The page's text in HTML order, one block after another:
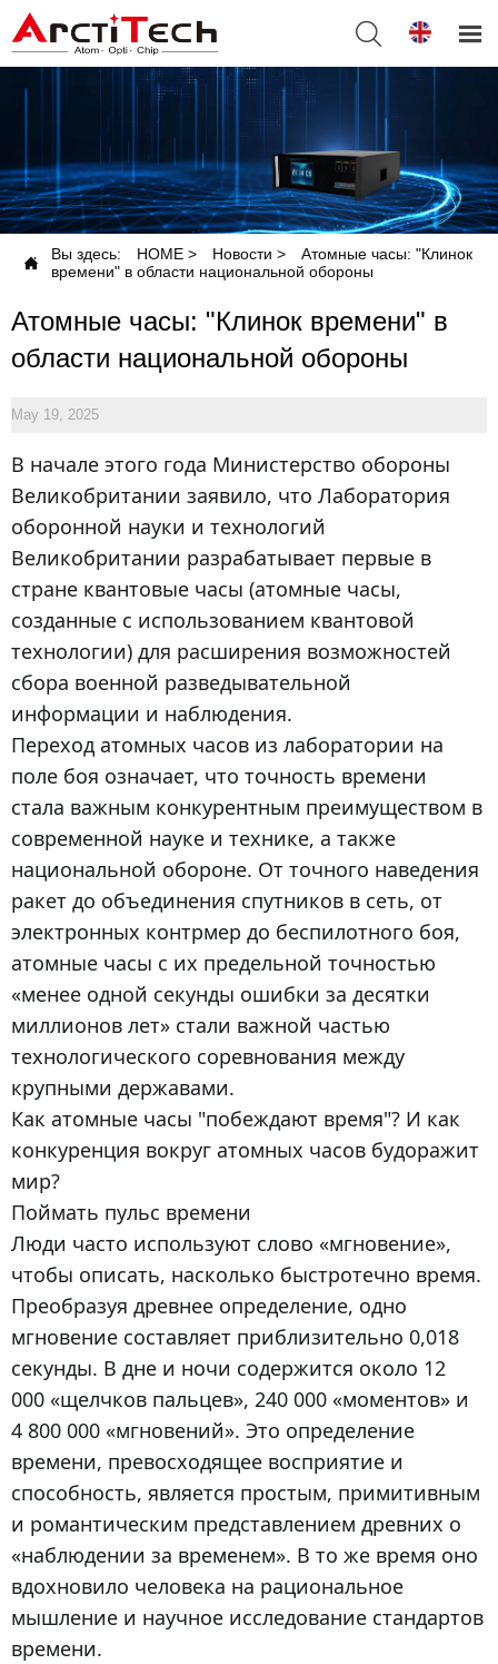
 
 Вы здесь: HOME > Новости >
Атомные часы: "Клинок
времени" в области национальной обороны
Атомные часы: "Клинок времени" в
области национальной обороны
May 19, 2025
В начале этого года Министерство обороны
Великобритании заявило, что Лаборатория
оборонной науки и технологий
Великобритании разрабатывает первые в
стране квантовые часы (атомные часы,
созданные с использованием квантовой
технологии) для расширения возможностей
сбора военной разведывательной
информации и наблюдения.
Переход атомных часов из лаборатории на
поле боя означает, что точность времени
стала важным конкурентным преимуществом в
современной науке и технике, а также
национальной обороне. От точного наведения
ракет до объединения спутников в сеть, от
электронных контрмер до беспилотного боя,
атомные часы с их предельной точностью
«менее одной секунды ошибки за десятки
миллионов лет» стали важной частью
технологического соревнования между
крупными державами.
Как атомные часы "побеждают время"? И как
конкуренция вокруг атомных часов будоражит
мир?
Поймать пульс времени
Люди часто используют слово «мгновение»,
чтобы описать, насколько быстротечно время.
Преобразуя древнее определение, одно
мгновение составляет приблизительно 0,018
секунды. В дне и ночи содержится около 12
000 «щелчков пальцев», 240 000 «моментов» и
4 800 000 «мгновений». Это определение
времени, превосходящее восприятие и
способность, является простым, примитивным
и романтическим представлением древних о
«наблюдении за временем». В то же время оно
вдохновило человека на рациональное
мышление и научное исследование стандартов
времени.